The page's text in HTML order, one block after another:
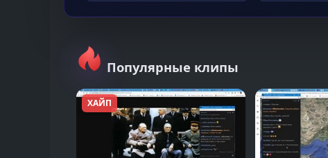
Популярные клипы
ХАЙП